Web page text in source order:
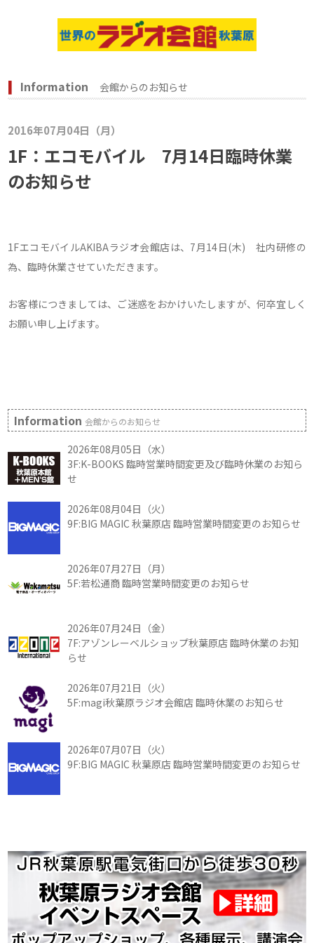
Information 会館からのお知らせ
2016年07月04日（月）
1F：エコモバイル 7月14日臨時休業
のお知らせ
1FエコモバイルAKIBAラジオ会館店は、 7月14日(木) 社内研修の
為、臨時休業させていただきます。
お客様につきましては、ご迷惑をおかけいたしますが、何卒宜しく
お願い申し上げます。
Information会館からのお知らせ
2026年08月05日（水）
3F:K-BOOKS 臨時営業時間変更及び臨時休業のお知ら
せ
2026年08月04日（火）
9F:BIG MAGIC 秋葉原店 臨時営業時間変更のお知らせ
2026年07月27日（月）
5F:若松通商 臨時営業時間変更のお知らせ
2026年07月24日（金）
7F:アゾンレーベルショップ秋葉原店 臨時休業のお知
らせ
2026年07月21日（火）
5F:magi秋葉原ラジオ会館店 臨時休業のお知らせ
2026年07月07日（火）
9F:BIG MAGIC 秋葉原店 臨時営業時間変更のお知らせ